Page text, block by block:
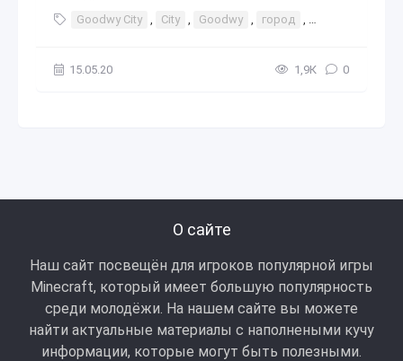
Goodwy City , City , Goodwy , город , города
15.05.20 1,9К 0
О сайте
Наш сайт посвещён для игроков популярной игры
Minecraft, который имеет большую популярность
среди молодёжи. На нашем сайте вы можете
найти актуальные материалы с наполнеными кучу
информации, которые могут быть полезными.